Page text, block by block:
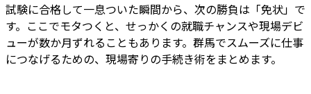
試験に合格して一息ついた瞬間から、次の勝負は「免状」で
す。ここでモタつくと、せっかくの就職チャンスや現場デビ
ューが数か月ずれることもあります。群馬でスムーズに仕事
につなげるための、現場寄りの手続き術をまとめます。